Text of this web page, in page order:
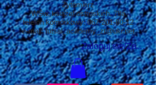
Zaloguj się/
Żytomierz
WŚw. książąt ostroskich, 79a
telefon komórkowy:067-201-80-12
e-mail:futsal_academy_zt@ukr.net